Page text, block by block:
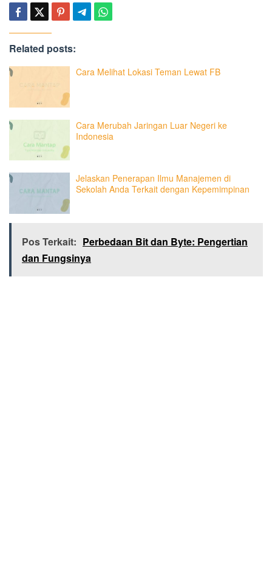
Related posts:
Cara Melihat Lokasi Teman Lewat FB
Cara Merubah Jaringan Luar Negeri ke
Indonesia
Jelaskan Penerapan Ilmu Manajemen di
Sekolah Anda Terkait dengan Kepemimpinan
Pos Terkait: Perbedaan Bit dan Byte: Pengertian
dan Fungsinya